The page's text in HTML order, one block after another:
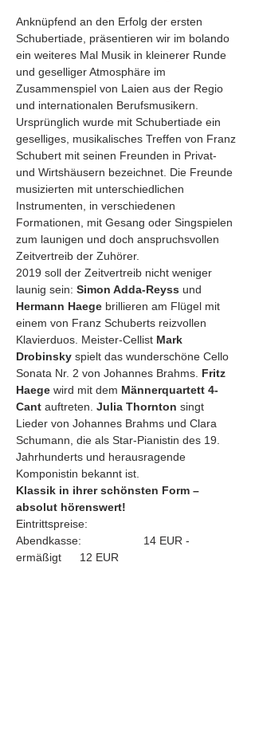
Anknüpfend an den Erfolg der ersten
Schubertiade, präsentieren wir im bolando
ein weiteres Mal Musik in kleinerer Runde
und geselliger Atmosphäre im
Zusammenspiel von Laien aus der Regio
und internationalen Berufsmusikern.
Ursprünglich wurde mit Schubertiade ein
geselliges, musikalisches Treffen von Franz
Schubert mit seinen Freunden in Privat-
und Wirtshäusern bezeichnet. Die Freunde
musizierten mit unterschiedlichen
Instrumenten, in verschiedenen
Formationen, mit Gesang oder Singspielen
zum launigen und doch anspruchsvollen
Zeitvertreib der Zuhörer.
2019 soll der Zeitvertreib nicht weniger
launig sein: Simon Adda-Reyss und
Hermann Haege brillieren am Flügel mit
einem von Franz Schuberts reizvollen
Klavierduos. Meister-Cellist Mark
Drobinsky spielt das wunderschöne Cello
Sonata Nr. 2 von Johannes Brahms. Fritz
Haege wird mit dem Männerquartett 4-
Cant auftreten. Julia Thornton singt
Lieder von Johannes Brahms und Clara
Schumann, die als Star-Pianistin des 19.
Jahrhunderts und herausragende
Komponistin bekannt ist.
Klassik in ihrer schönsten Form –
absolut hörenswert!
Eintrittspreise:
Abendkasse:		14 EUR -
ermäßigt	12 EUR